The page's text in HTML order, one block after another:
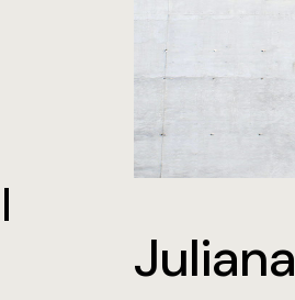
Juliana